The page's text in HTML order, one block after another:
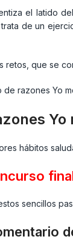
el latido
de un
retos, que se
de razones
Yo
hábitos
sencillos